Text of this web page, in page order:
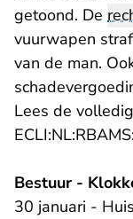
getoond. De
vuurwapen
van de man.
Lees de
Bestuur -
30 januari -